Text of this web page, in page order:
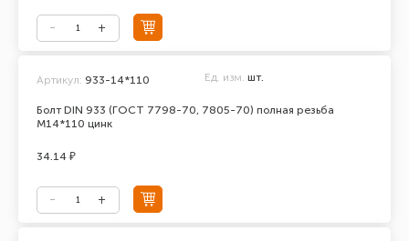
Болт DIN 933 (ГОСТ 7798-70, 7805-70) полная резьба
М14*110 цинк
Артикул: 933-14*110 Ед. изм. шт.
34.14 ₽